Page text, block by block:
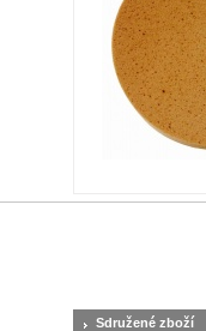
Sdružené zboží